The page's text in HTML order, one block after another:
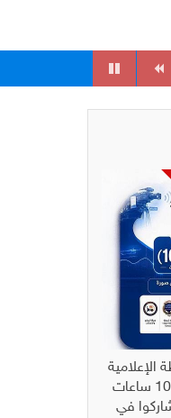
الإعلامية
لزيارة عاشوراء.. أكثر من 1006 ساعات
شاركوا في